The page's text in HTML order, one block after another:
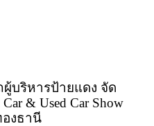
บริหารป้ายแดง จัด
& Used Car Show
องธานี